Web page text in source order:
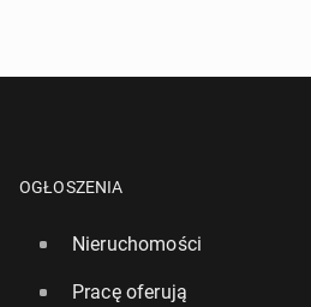
OGŁOSZENIA
Nieruchomości
Pracę oferują